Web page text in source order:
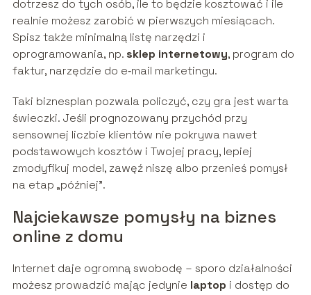
dotrzesz do tych osób, ile to będzie kosztować i ile
realnie możesz zarobić w pierwszych miesiącach.
Spisz także minimalną listę narzędzi i
oprogramowania, np. sklep internetowy, program do
faktur, narzędzie do e‑mail marketingu.
Taki biznesplan pozwala policzyć, czy gra jest warta
świeczki. Jeśli prognozowany przychód przy
sensownej liczbie klientów nie pokrywa nawet
podstawowych kosztów i Twojej pracy, lepiej
zmodyfikuj model, zawęź niszę albo przenieś pomysł
na etap „później”.
Najciekawsze pomysły na biznes
online z domu
Internet daje ogromną swobodę – sporo działalności
możesz prowadzić mając jedynie laptop i dostęp do